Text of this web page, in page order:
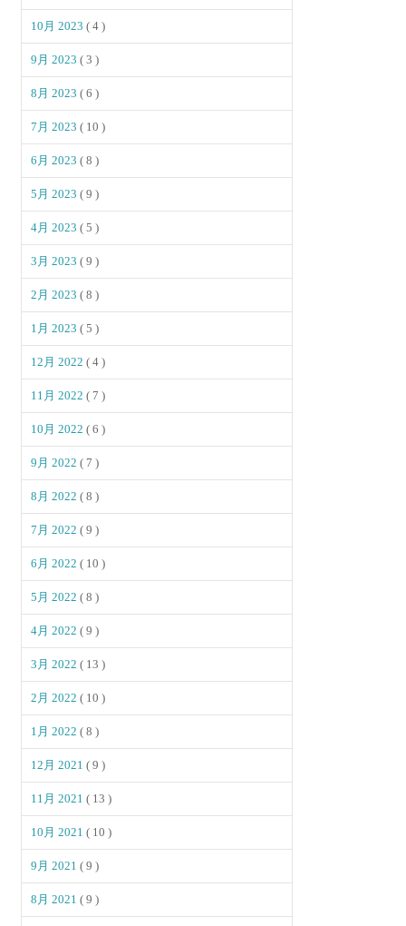
10月 2023( 4 )
9月 2023( 3 )
8月 2023( 6 )
7月 2023( 10 )
6月 2023( 8 )
5月 2023( 9 )
4月 2023( 5 )
3月 2023( 9 )
2月 2023( 8 )
1月 2023( 5 )
12月 2022( 4 )
11月 2022( 7 )
10月 2022( 6 )
9月 2022( 7 )
8月 2022( 8 )
7月 2022( 9 )
6月 2022( 10 )
5月 2022( 8 )
4月 2022( 9 )
3月 2022( 13 )
2月 2022( 10 )
1月 2022( 8 )
12月 2021( 9 )
11月 2021( 13 )
10月 2021( 10 )
9月 2021( 9 )
8月 2021( 9 )